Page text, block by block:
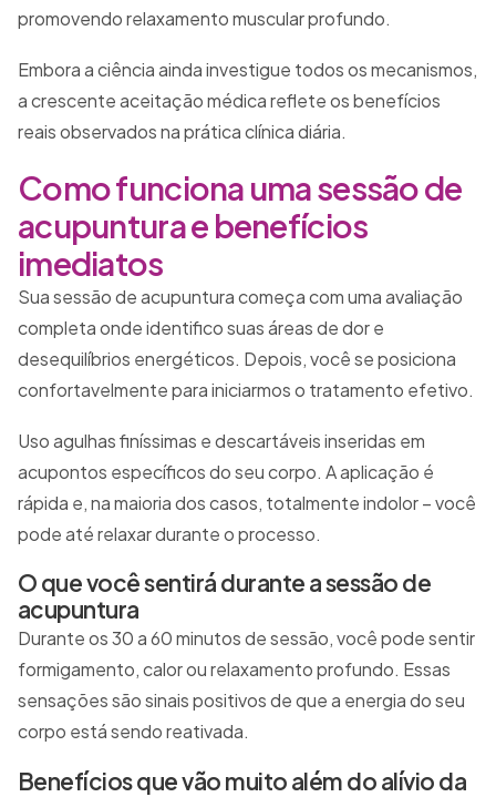
promovendo relaxamento muscular profundo.
Embora a ciência ainda investigue todos os mecanismos,
a crescente aceitação médica reflete os benefícios
reais observados na prática clínica diária.
Como funciona uma sessão de
acupuntura e benefícios
imediatos
Sua sessão de acupuntura começa com uma avaliação
completa onde identifico suas áreas de dor e
desequilíbrios energéticos. Depois, você se posiciona
confortavelmente para iniciarmos o tratamento efetivo.
Uso agulhas finíssimas e descartáveis inseridas em
acupontos específicos do seu corpo. A aplicação é
rápida e, na maioria dos casos, totalmente indolor – você
pode até relaxar durante o processo.
O que você sentirá durante a sessão de
acupuntura
Durante os 30 a 60 minutos de sessão, você pode sentir
formigamento, calor ou relaxamento profundo. Essas
sensações são sinais positivos de que a energia do seu
corpo está sendo reativada.
Benefícios que vão muito além do alívio da